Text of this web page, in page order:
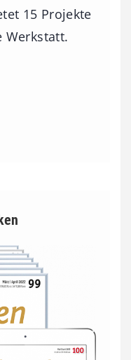
15 Projekte
Werkstatt.